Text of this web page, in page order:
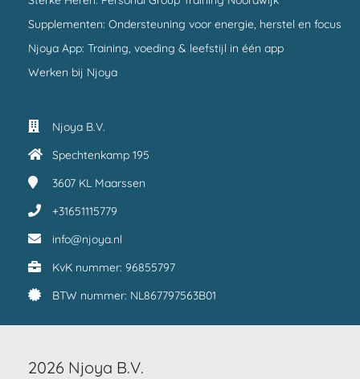
Supplementen: Ondersteuning voor energie, herstel en focus
Njoya App: Training, voeding & leefstijl in één app
Werken bij Njoya
Njoya B.V.
Spechtenkamp 195
3607 KL Maarssen
+31651115779
info@njoya.nl
KvK nummer: 96855797
BTW nummer: NL867797563B01
2026 Njoya B.V.